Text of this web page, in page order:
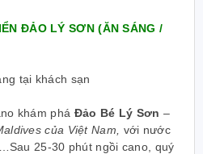
ĐẢO LÝ SƠN (ĂN SÁNG /
tại khách sạn
khám phá Đảo Bé Lý Sơn –
của Việt Nam, với nước
25-30 phút ngồi cano, quý